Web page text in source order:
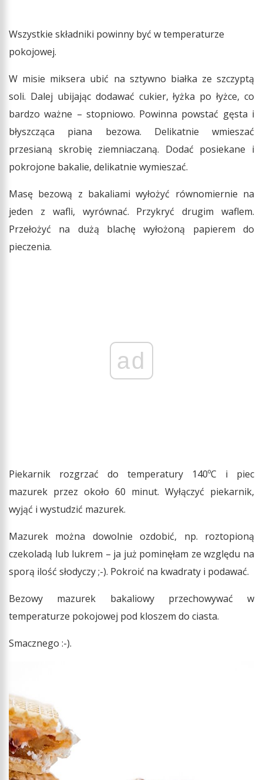
Wszystkie składniki powinny być w temperaturze
pokojowej.
W misie miksera ubić na sztywno białka ze szczyptą
soli. Dalej ubijając dodawać cukier, łyżka po łyżce, co
bardzo ważne – stopniowo. Powinna powstać gęsta i
błyszcząca piana bezowa. Delikatnie wmieszać
przesianą skrobię ziemniaczaną. Dodać posiekane i
pokrojone bakalie, delikatnie wymieszać.
Masę bezową z bakaliami wyłożyć równomiernie na
jeden z wafli, wyrównać. Przykryć drugim waflem.
Przełożyć na dużą blachę wyłożoną papierem do
pieczenia.
ad
Piekarnik rozgrzać do temperatury 140ºC i piec
mazurek przez około 60 minut. Wyłączyć piekarnik,
wyjąć i wystudzić mazurek.
Mazurek można dowolnie ozdobić, np. roztopioną
czekoladą lub lukrem – ja już pominęłam ze względu na
sporą ilość słodyczy ;-). Pokroić na kwadraty i podawać.
Bezowy mazurek bakaliowy przechowywać w
temperaturze pokojowej pod kloszem do ciasta.
Smacznego :-).